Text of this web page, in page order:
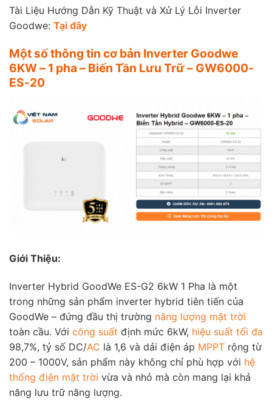
Tài Liệu Hướng Dẫn Kỹ Thuật và Xử Lý Lỗi Inverter
Goodwe: Tại đây
Một số thông tin cơ bản Inverter Goodwe
6KW – 1 pha – Biến Tần Lưu Trữ – GW6000-
ES-20
Giới Thiệu:
Inverter Hybrid GoodWe ES-G2 6kW 1 Pha là một
trong những sản phẩm inverter hybrid tiên tiến của
GoodWe – đứng đầu thị trường năng lượng mặt trời
toàn cầu. Với công suất định mức 6kW, hiệu suất tối đa
98,7%, tỷ số DC/AC là 1,6 và dải điện áp MPPT rộng từ
200 – 1000V, sản phẩm này không chỉ phù hợp với hệ
thống điện mặt trời vừa và nhỏ mà còn mang lại khả
năng lưu trữ năng lượng.